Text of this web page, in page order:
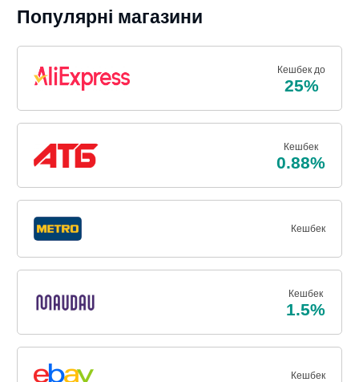
Популярні магазини
Кешбек до
25%
Кешбек
0.88%
Кешбек
Кешбек
1.5%
Кешбек